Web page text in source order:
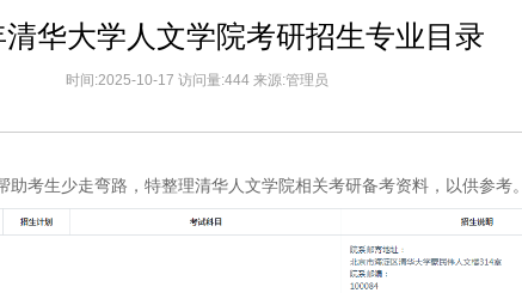
华大学人文学院考研招生专业目录
时间:2025-10-17 访问量:444 来源:管理员
考生少走弯路，特整理清华人文学院相关考研备考资料，以供参考。